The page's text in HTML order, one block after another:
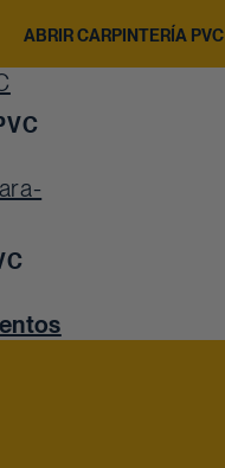
ABRIR CARPINTERÍA PVC